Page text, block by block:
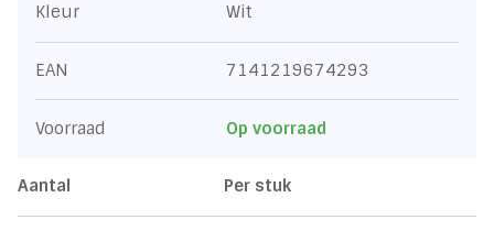
Kleur Wit
EAN 7141219674293
Voorraad Op voorraad
Aantal Per stuk